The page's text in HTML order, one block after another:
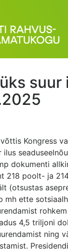
Kongress
ilus
dokumenti
218 poolt- ja
(otsustas
mh ette
4,5 triljoni
ning